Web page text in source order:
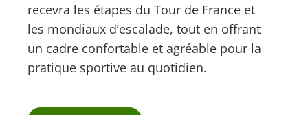
recevra les étapes du Tour de France et
les mondiaux d’escalade, tout en offrant
un cadre confortable et agréable pour la
pratique sportive au quotidien.